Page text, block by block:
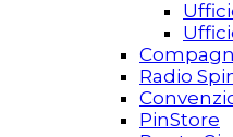
Radio
PinStore